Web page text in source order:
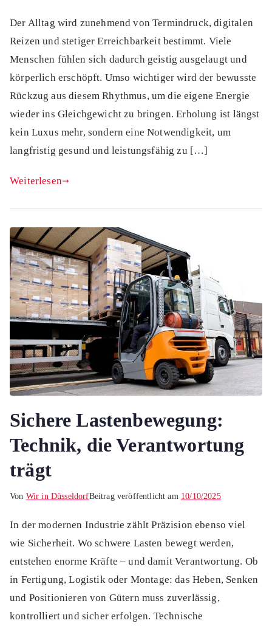
Der Alltag wird zunehmend von Termindruck, digitalen
Reizen und stetiger Erreichbarkeit bestimmt. Viele
Menschen fühlen sich dadurch geistig ausgelaugt und
körperlich erschöpft. Umso wichtiger wird der bewusste
Rückzug aus diesem Rhythmus, um die eigene Energie
wieder ins Gleichgewicht zu bringen. Erholung ist längst
kein Luxus mehr, sondern eine Notwendigkeit, um
langfristig gesund und leistungsfähig zu […]
Weiterlesen
Sichere Lastenbewegung:
Technik, die Verantwortung
trägt
Von Wir in DüsseldorfBeitrag veröffentlicht am 10/10/2025
In der modernen Industrie zählt Präzision ebenso viel
wie Sicherheit. Wo schwere Lasten bewegt werden,
entstehen enorme Kräfte – und damit Verantwortung. Ob
in Fertigung, Logistik oder Montage: das Heben, Senken
und Positionieren von Gütern muss zuverlässig,
kontrolliert und sicher erfolgen. Technische